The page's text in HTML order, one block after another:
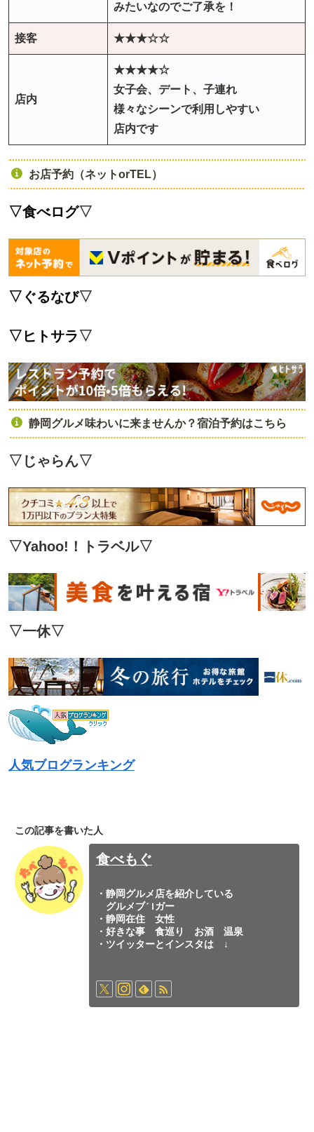
みたいなのでご了承を！
接客 ★★★☆☆
店内
★★★★☆
女子会、デート、子連れ
様々なシーンで利用しやすい
店内です
お店予約（ネットorTEL）
▽食べログ▽
▽ ぐるなび▽
▽ ヒトサラ▽
静岡グルメ味わいに来ませんか？宿泊予約はこちら
▽じゃらん▽
▽Yahoo!！トラベル▽
▽一休▽
人気ブログランキング
この記事を書いた人
食べもぐ
・静岡グルメ店を紹介している
グルメブロガー
・静岡在住 女性
・好きな事 食巡り お酒 温泉
・ツイッターとインスタは ↓